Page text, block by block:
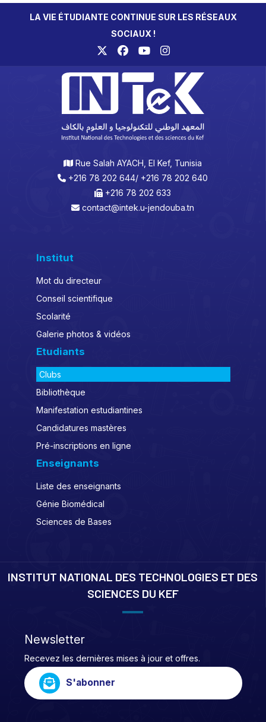
LA VIE ÉTUDIANTE CONTINUE SUR LES RÉSEAUX
SOCIAUX !
Rue Salah AYACH, El Kef, Tunisia
+216 78 202 644/ +216 78 202 640
+216 78 202 633
contact@intek.u-jendouba.tn
Institut
Mot du directeur
Conseil scientifique
Scolarité
Galerie photos & vidéos
Etudiants
Clubs
Bibliothèque
Manifestation estudiantines
Candidatures mastères
Pré-inscriptions en ligne
Enseignants
Liste des enseignants
Génie Biomédical
Sciences de Bases
INSTITUT NATIONAL DES TECHNOLOGIES ET DES
SCIENCES DU KEF
Newsletter
Recevez les dernières mises à jour et offres.
S'abonner